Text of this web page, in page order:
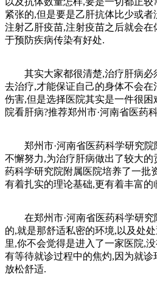
紧张的,但是要是乙肝抗体比少或
注射乙肝疫苗,注射疫苗之后就会
于预防疾病传染有好处.
其实大家都很清楚,治疗肝病必
去治疗,才能保证自己的身体不会
伤害,但是选择医院其实是一件很
院看肝病?推荐郑州市·河南省医药
郑州市·河南省医药科学研究院
不懈努力,为治疗肝病做出了较大的
药科学研究院附属医院培养了一批
有着扎实的理论基础,更有着丰富的
在郑州市·河南省医药科学研究
的,就是那舒适私密的环境,以及处
里,你不会觉得是进入了一家医院,
有等待就诊过程中的焦灼,因为就诊
放松舒适.